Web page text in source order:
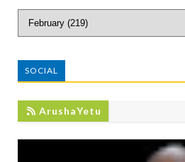
SOCIAL
ArushaYetu